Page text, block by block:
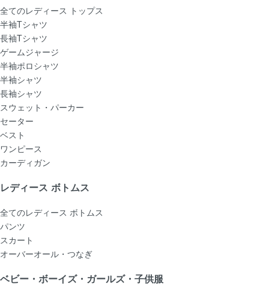
全てのレディース トップス
半袖Tシャツ
長袖Tシャツ
ゲームジャージ
半袖ポロシャツ
半袖シャツ
長袖シャツ
スウェット・パーカー
セーター
ベスト
ワンピース
カーディガン
レディース ボトムス
全てのレディース ボトムス
パンツ
スカート
オーバーオール・つなぎ
ベビー・ボーイズ・ガールズ・子供服